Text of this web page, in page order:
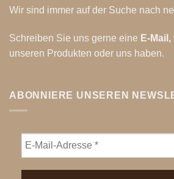
Wir sind immer auf der Suche nach
Schreiben Sie uns gerne eine E-Mail ,
unseren Produkten oder uns haben.
ABONNIERE UNSEREN